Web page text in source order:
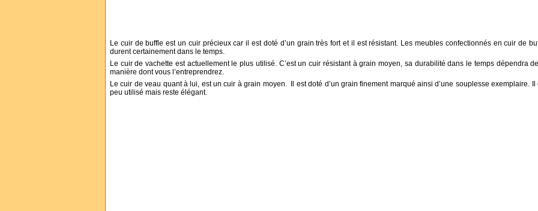
Le cuir de buffle est un cuir précieux car il est doté d’un grain très fort et il est résistant. Les meubles confectionnés en cuir de
durent certainement dans le temps.
Le cuir de vachette est actuellement le plus utilisé. C’est un cuir résistant à grain moyen, sa durabilité dans le temps dépendra
manière dont vous l’entreprendrez.
Le cuir de veau quant à lui, est un cuir à grain moyen. Il est doté d’un grain finement marqué ainsi d’une souplesse exemplaire. Il
peu utilisé mais reste élégant.